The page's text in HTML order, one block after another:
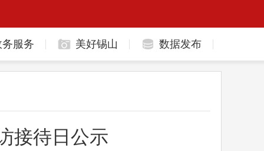
务服务 美好锡山 数据发布
接待日公示